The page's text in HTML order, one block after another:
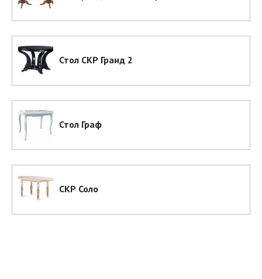
Стол СКР Гранд 2
Стол Граф
СКР Соло